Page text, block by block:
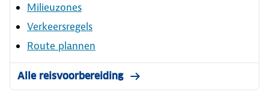
Milieuzones
Verkeersregels
Route plannen
Alle reisvoorbereiding